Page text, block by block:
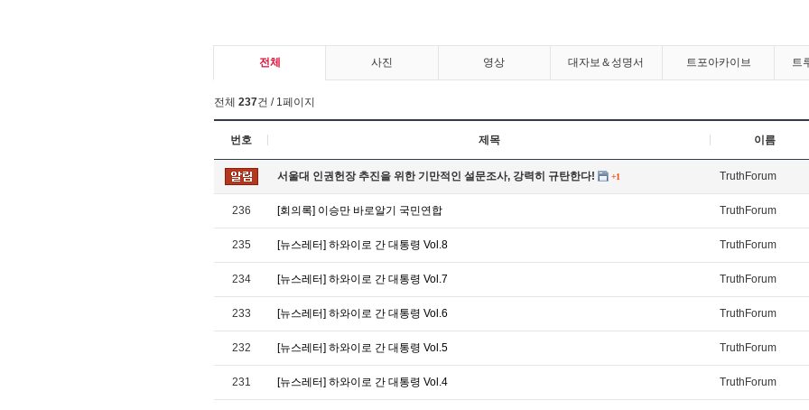
전체 사진 영상 대자보＆성명서 트포아카이브 트
전체 237건 / 1페이지
번호 제목 이름
서울대 인권헌장 추진을 위한 기만적인 설문조사, 강력히 규탄한다! +1 TruthForum
236 [회의록] 이승만 바로알기 국민연합 TruthForum
235 [뉴스레터] 하와이로 간 대통령 Vol.8 TruthForum
234 [뉴스레터] 하와이로 간 대통령 Vol.7 TruthForum
233 [뉴스레터] 하와이로 간 대통령 Vol.6 TruthForum
232 [뉴스레터] 하와이로 간 대통령 Vol.5 TruthForum
231 [뉴스레터] 하와이로 간 대통령 Vol.4 TruthForum